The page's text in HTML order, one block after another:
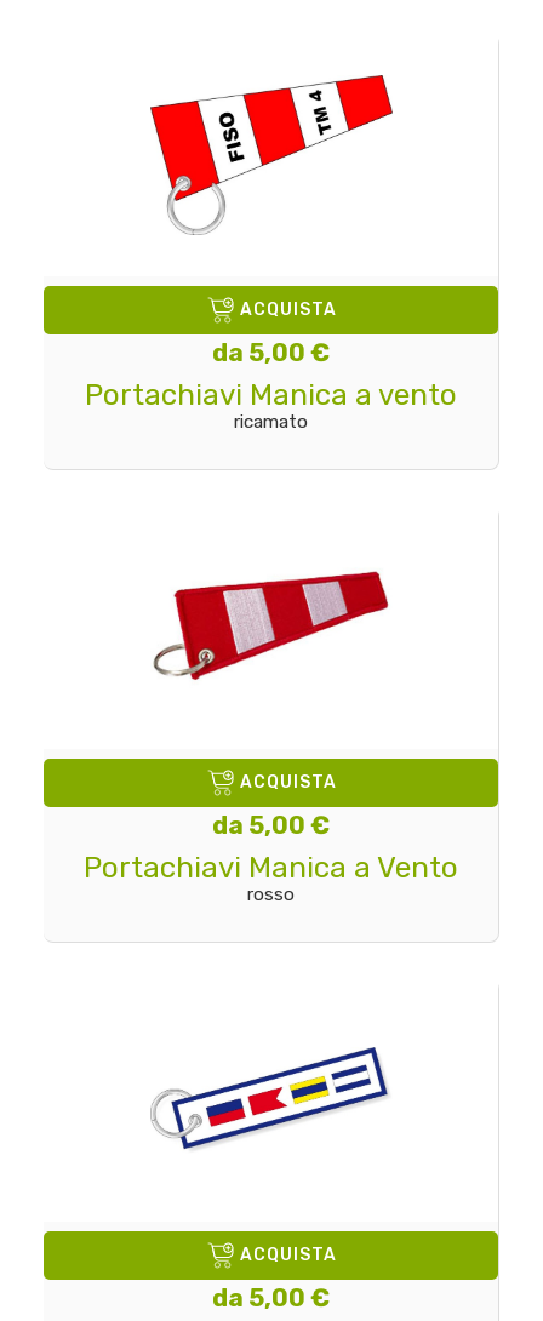
ACQUISTA
da 5,00 €
Portachiavi Manica a vento
ricamato
ACQUISTA
da 5,00 €
Portachiavi Manica a Vento
rosso
ACQUISTA
da 5,00 €